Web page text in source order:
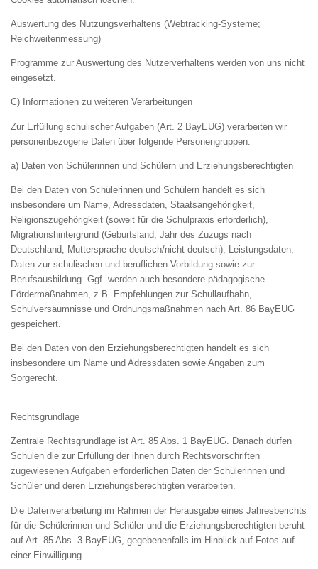
Auswertung des Nutzungsverhaltens (Webtracking-Systeme;
Reichweitenmessung)
Programme zur Auswertung des Nutzerverhaltens werden von uns nicht
eingesetzt.
C) Informationen zu weiteren Verarbeitungen
Zur Erfüllung schulischer Aufgaben (Art. 2 BayEUG) verarbeiten wir
personenbezogene Daten über folgende Personengruppen:
a) Daten von Schülerinnen und Schülern und Erziehungsberechtigten
Bei den Daten von Schülerinnen und Schülern handelt es sich
insbesondere um Name, Adressdaten, Staatsangehörigkeit,
Religionszugehörigkeit (soweit für die Schulpraxis erforderlich),
Migrationshintergrund (Geburtsland, Jahr des Zuzugs nach
Deutschland, Muttersprache deutsch/nicht deutsch), Leistungsdaten,
Daten zur schulischen und beruflichen Vorbildung sowie zur
Berufsausbildung. Ggf. werden auch besondere pädagogische
Fördermaßnahmen, z.B. Empfehlungen zur Schullaufbahn,
Schulversäumnisse und Ordnungsmaßnahmen nach Art. 86 BayEUG
gespeichert.
Bei den Daten von den Erziehungsberechtigten handelt es sich
insbesondere um Name und Adressdaten sowie Angaben zum
Sorgerecht.
Rechtsgrundlage
Zentrale Rechtsgrundlage ist Art. 85 Abs. 1 BayEUG. Danach dürfen
Schulen die zur Erfüllung der ihnen durch Rechtsvorschriften
zugewiesenen Aufgaben erforderlichen Daten der Schülerinnen und
Schüler und deren Erziehungsberechtigten verarbeiten.
Die Datenverarbeitung im Rahmen der Herausgabe eines Jahresberichts
für die Schülerinnen und Schüler und die Erziehungsberechtigten beruht
auf Art. 85 Abs. 3 BayEUG, gegebenenfalls im Hinblick auf Fotos auf
einer Einwilligung.